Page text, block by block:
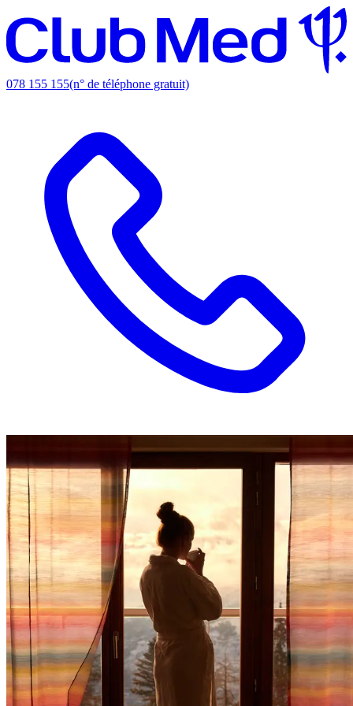
078 155 155(n° de téléphone gratuit)